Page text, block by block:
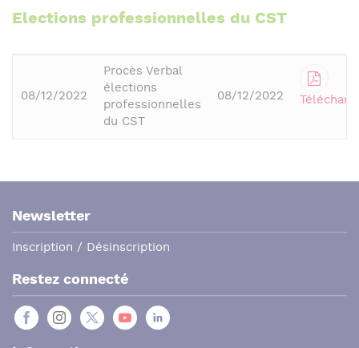
Elections professionnelles du CST
08/12/2022
Procès Verbal
élections
professionnelles
du CST
08/12/2022
Newsletter
Inscription / Désinscription
Restez connecté